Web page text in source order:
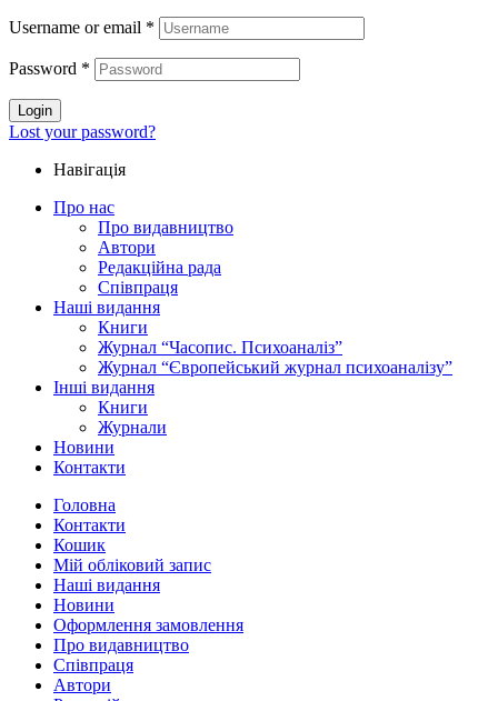
Username or email *
Password *
Login
Lost your password?
Навігація
Про нас
Про видавництво
Автори
Редакційна рада
Співпраця
Наші видання
Книги
Журнал “Часопис. Психоаналіз”
Журнал “Європейський журнал психоаналізу”
Інші видання
Книги
Журнали
Новини
Контакти
Головна
Контакти
Кошик
Мій обліковий запис
Наші видання
Новини
Оформлення замовлення
Про видавництво
Співпраця
Автори